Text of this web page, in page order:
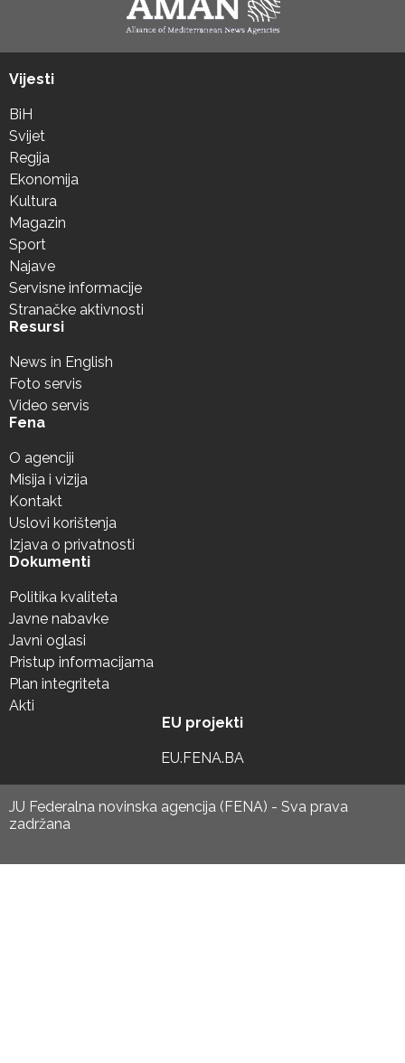
Vijesti
BiH
Svijet
Regija
Ekonomija
Kultura
Magazin
Sport
Najave
Servisne informacije
Stranačke aktivnosti
Resursi
News in English
Foto servis
Video servis
Fena
O agenciji
Misija i vizija
Kontakt
Uslovi korištenja
Izjava o privatnosti
Dokumenti
Politika kvaliteta
Javne nabavke
Javni oglasi
Pristup informacijama
Plan integriteta
Akti
EU projekti
EU.FENA.BA
JU Federalna novinska agencija (FENA) - Sva prava
zadržana